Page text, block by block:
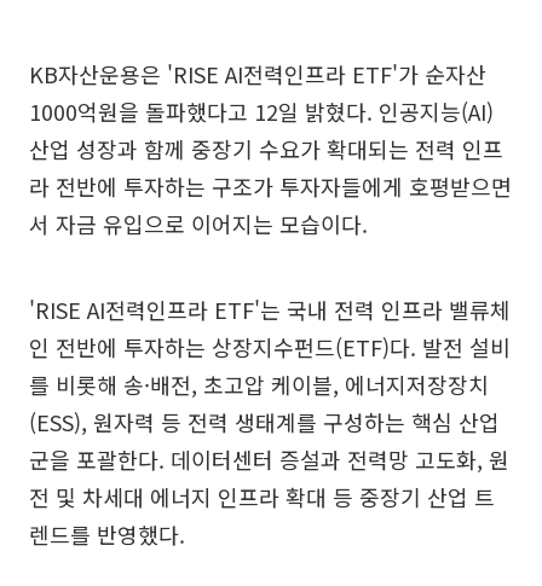
KB자산운용은 'RISE AI전력인프라 ETF'가 순자산
1000억원을 돌파했다고 12일 밝혔다. 인공지능(AI)
산업 성장과 함께 중장기 수요가 확대되는 전력 인프
라 전반에 투자하는 구조가 투자자들에게 호평받으면
서 자금 유입으로 이어지는 모습이다.
'RISE AI전력인프라 ETF'는 국내 전력 인프라 밸류체
인 전반에 투자하는 상장지수펀드(ETF)다. 발전 설비
를 비롯해 송·배전, 초고압 케이블, 에너지저장장치
(ESS), 원자력 등 전력 생태계를 구성하는 핵심 산업
군을 포괄한다. 데이터센터 증설과 전력망 고도화, 원
전 및 차세대 에너지 인프라 확대 등 중장기 산업 트
렌드를 반영했다.